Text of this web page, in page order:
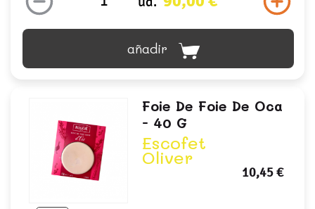
añadir
Foie De Foie De Oca
- 40 G
Escofet
Oliver
10,45 €